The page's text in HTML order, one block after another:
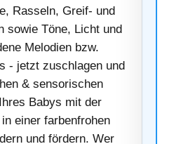
Rasseln, Greif- und
sowie Töne, Licht und
Melodien bzw.
- jetzt zuschlagen und
& sensorischen
Babys mit der
einer farbenfrohen
und fördern. Wer